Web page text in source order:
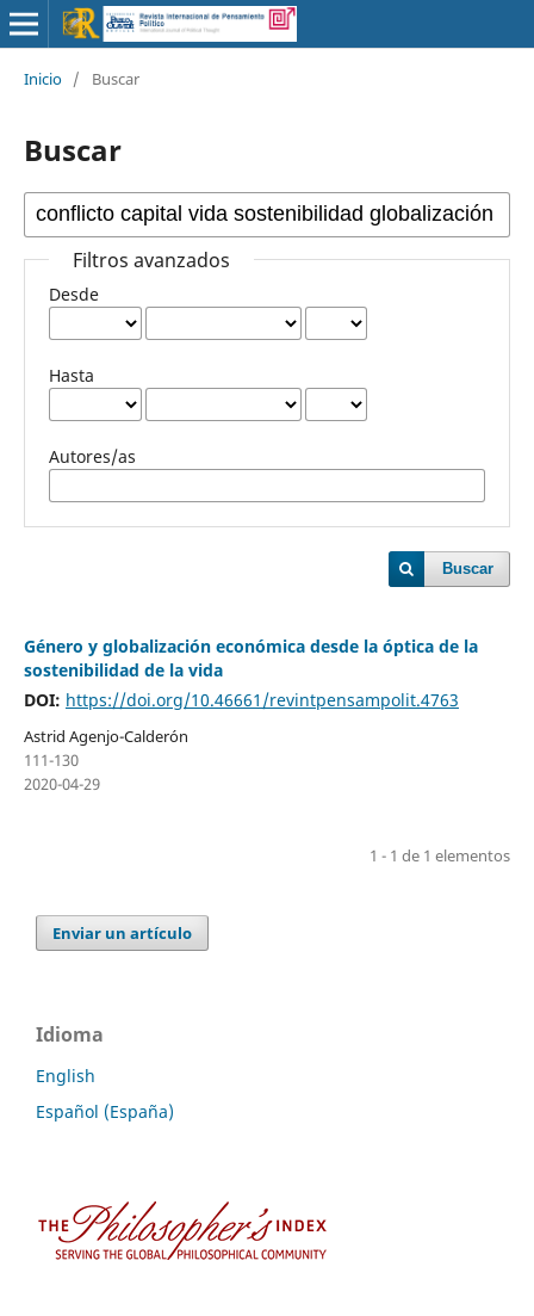
Inicio / Buscar
Buscar
Filtros avanzados
Desde
Hasta
Autores/as
Buscar
Género y globalización económica desde la óptica de la
sostenibilidad de la vida
DOI: https://doi.org/10.46661/revintpensampolit.4763
Astrid Agenjo-Calderón
111-130
2020-04-29
1 - 1 de 1 elementos
Enviar un artículo
Idioma
English
Español (España)